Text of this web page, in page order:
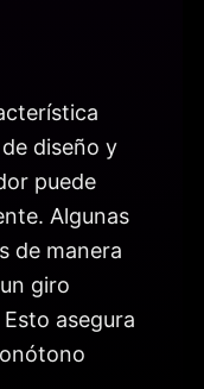
diseño y
puede
Algunas
de manera
giro
asegura